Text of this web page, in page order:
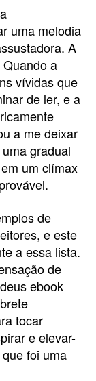
uma melodia
A
a
vívidas que
de ler, e a
a me deixar
gradual
um clímax
de
e este
a essa lista.
de
ebook
tocar
e elevar-
foi uma